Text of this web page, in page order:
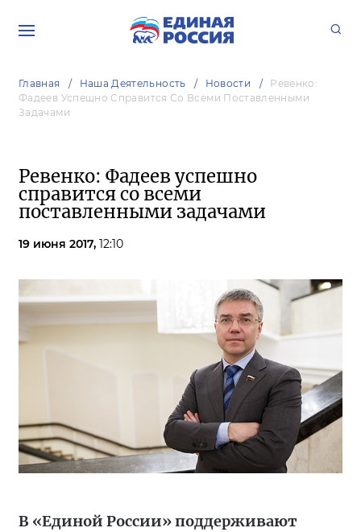
Главная Наша Деятельность Новости
Ревенко:
Фадеев Успешно Справится Со Всеми Поставленными
Задачами
Ревенко: Фадеев успешно
справится со всеми
поставленными задачами
19 июня 2017, 12:10
В «Единой России» поддерживают